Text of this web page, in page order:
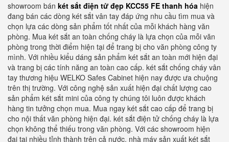
showroom bán két sắt điện tử đẹp KCC55 FE thanh hóa hiện
đang bán các dòng két sắt vân tay đáp ứng nhu cầu tìm mua và
chọn lựa các dòng sản phẩm tốt nhất của mỗi khách hàng văn
phòng. Mua két sắt an toàn chống cháy là lựa chọn của mỗi văn
phòng trong thời điểm hiện tại để trang bị cho văn phòng công ty
mình. Với nhiều kiểu dáng sản phẩm két sắt an toàn mới hiện đại
và trang bị các tính năng an toàn cao cấp. két sắt chống cháy vân
tay thương hiệu WELKO Safes Cabinet hiện nay được ưa chuộng
trên thị trường. Với công nghệ sản xuất hiện đại chất lượng cao
sản phẩm két sắt mini của công ty chúng tôi luôn được khách
hàng tin tưởng chọn mua. Mua ngay két sắt cao cấp để trang bị
cho nội thất văn phòng hiện đại. két sắt điện tử chống cháy là lựa
chọn không thể thiếu trong văn phòng. Với các showroom hiện
đại tại nhiều tỉnh thành trên cả nước. nhà máy sản xuất két sắt